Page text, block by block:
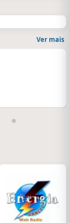
Ver mais